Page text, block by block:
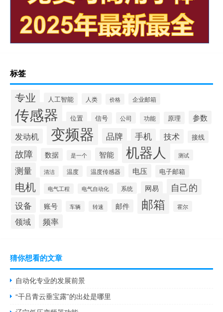
标签
专业 人工智能 人类 价格 企业邮箱
传感器 位置 信号 公司 功能 原理 参数
发动机 变频器 品牌 手机 技术 接线
故障 数据 是一个 智能 机器人 测试
测量 清洁 温度 温度传感器 电压 电子邮箱
电机 电气工程 电气自动化 系统 网易 自己的
设备 账号 车辆 转速 邮件 邮箱 霍尔
领域 频率
猜你想看的文章
自动化专业的发展前景
“干吕青云垂宝露”的出处是哪里